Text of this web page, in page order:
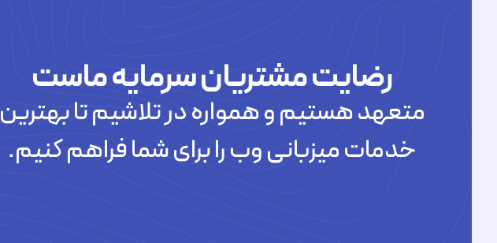
رضایت مشتریان سرمایه ماست
متعهد هستیم و همواره در تلاشیم تا بهترین
خدمات میزبانی وب را برای شما فراهم کنیم.